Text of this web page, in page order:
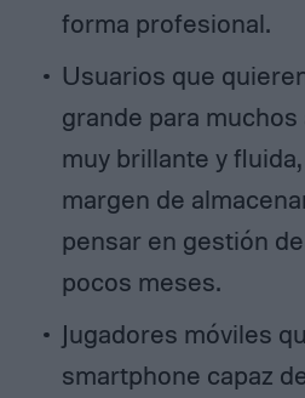
forma profesional.
Usuarios que
grande para muchos
muy brillante y
margen de
pensar en gestión
pocos meses.
Jugadores móviles
smartphone capaz